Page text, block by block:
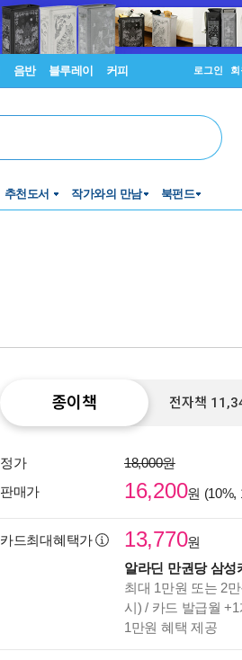
음반 블루레이 커피 로그인 회
추천도서 작가와의 만남 북펀드
종이책 전자책
정가
18,000원
판매가
16,200원 (10%,
카드최대혜택가 13,770원
알라딘 만권당 삼성
최대 1만원 또는 2
시) / 카드 발급월
1만원 혜택 제공